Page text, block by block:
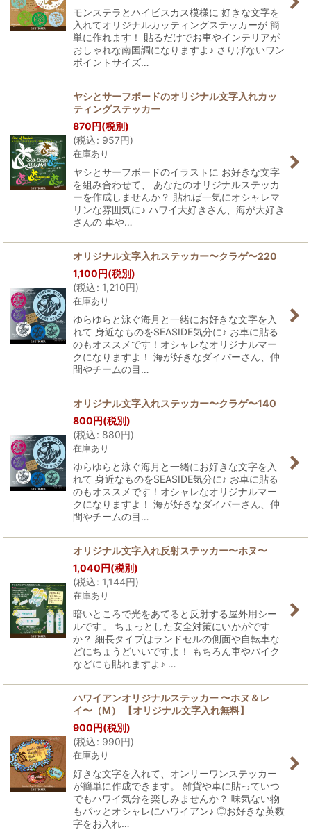
モンステラとハイビスカス模様に 好きな文字を
入れてオリジナルカッティングステッカーが 簡
単に作れます！ 貼るだけでお車やインテリアが
おしゃれな南国調になりますよ♪ さりげないワン
ポイントサイズ…
ヤシとサーフボードのオリジナル文字入れカッ
ティングステッカー
870円(税別)
(税込: 957円)
在庫あり
ヤシとサーフボードのイラストに お好きな文字
を組み合わせて、 あなたのオリジナルステッカ
ーを作成しませんか？ 貼れば一気にオシャレマ
リンな雰囲気に♪ ハワイ大好きさん、海が大好き
さんの 車や…
オリジナル文字入れステッカー〜クラゲ〜220
1,100円(税別)
(税込: 1,210円)
在庫あり
ゆらゆらと泳ぐ海月と一緒にお好きな文字を入
れて 身近なものをSEASIDE気分に♪ お車に貼る
のもオススメです！オシャレなオリジナルマー
クになりますよ！ 海が好きなダイバーさん、仲
間やチームの目…
オリジナル文字入れステッカー〜クラゲ〜140
800円(税別)
(税込: 880円)
在庫あり
ゆらゆらと泳ぐ海月と一緒にお好きな文字を入
れて 身近なものをSEASIDE気分に♪ お車に貼る
のもオススメです！オシャレなオリジナルマー
クになりますよ！ 海が好きなダイバーさん、仲
間やチームの目…
オリジナル文字入れ反射ステッカー〜ホヌ〜
1,040円(税別)
(税込: 1,144円)
在庫あり
暗いところで光をあてると反射する屋外用シー
ルです。 ちょっとした安全対策にいかがです
か？ 細長タイプはランドセルの側面や自転車な
どにちょうどいいですよ！ もちろん車やバイク
などにも貼れますよ♪ …
ハワイアンオリジナルステッカー 〜ホヌ＆レ
イ〜（M） 【オリジナル文字入れ無料】
900円(税別)
(税込: 990円)
在庫あり
好きな文字を入れて、オンリーワンステッカー
が簡単に作成できます。 雑貨や車に貼っていつ
でもハワイ気分を楽しみませんか？ 味気ない物
もパッとオシャレにハワイアン♪ ◎お好きな英数
字をお入れ…